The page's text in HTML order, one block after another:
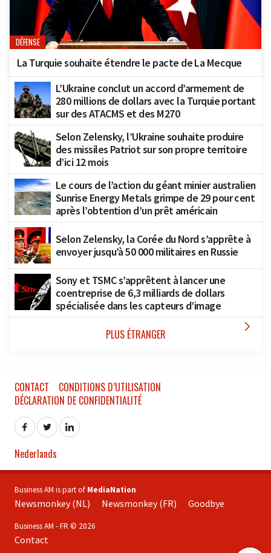
DÉFENSE
La Turquie souhaite étendre le pacte de La Mecque
L’Ukraine conclut un accord d’armement de
280 millions de dollars avec la Turquie portant
sur des ATACMS et des M270
Selon Zelensky, l’Ukraine souhaite produire
des missiles Patriot sur son propre territoire
d’ici 12 mois
Le cours de l’action du géant minier australien
Sunrise Energy Metals grimpe de 29 pour cent
après l’obtention d’un prêt américain
Selon Zelensky, la Corée du Nord s’apprête à
envoyer jusqu’à 50 000 militaires en Russie
Sony et TSMC s’apprêtent à lancer une
coentreprise de 6,3 milliards de dollars
spécialisée dans les capteurs d’image
PLUS ÉTRANGER 
CONTACT
CONDITIONS D’UTILISATION
DÉCLARATION DE CONFIDENTIALITÉ
Nederlands
Business AM is part of MediaNation
Newsmonkey (NL) Newsmonkey (FR) Goodbye
Business AM - FR © 2026
Contact